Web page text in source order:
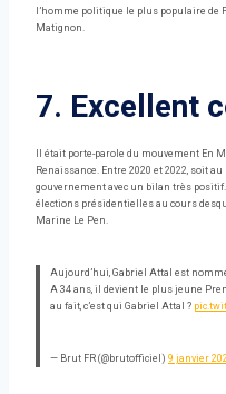
l’homme politique le plus populaire de
Matignon.
7. Excellent
Il était porte-parole du mouvement En
Renaissance. Entre 2020 et 2022, soit
gouvernement avec un bilan très positif.
élections présidentielles au cours
Marine Le Pen.
Aujourd’hui, Gabriel Attal est
A 34 ans, il devient le plus jeune
au fait, c’est qui Gabriel Attal ?
— Brut FR (@brutofficiel) 9 janvier